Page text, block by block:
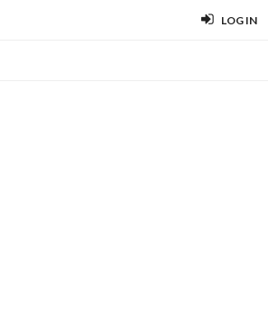
LOG IN